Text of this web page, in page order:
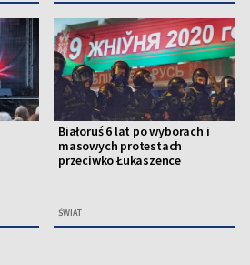
Białoruś 6 lat po wyborach i
masowych protestach
przeciwko Łukaszence
ŚWIAT